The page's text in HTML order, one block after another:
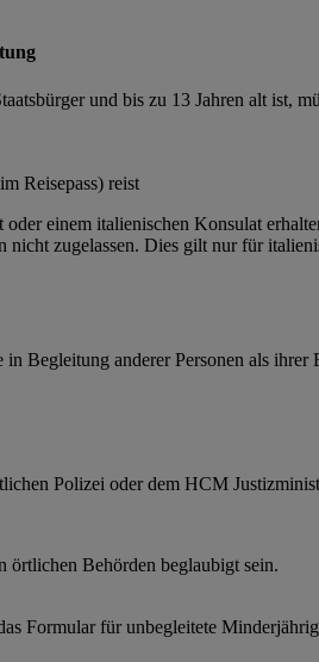
und bis zu 13 Jahren alt ist,
Reisepass) reist
einem italienischen Konsulat
zugelassen. Dies gilt nur für
Begleitung anderer Personen als ihrer
Polizei oder dem HCM
örtlichen Behörden beglaubigt sein.
Formular für unbegleitete